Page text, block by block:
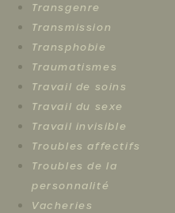
Transgenre
Transmission
Transphobie
Traumatismes
Travail de soins
Travail du sexe
Travail invisible
Troubles affectifs
Troubles de la
personnalité
Vacheries